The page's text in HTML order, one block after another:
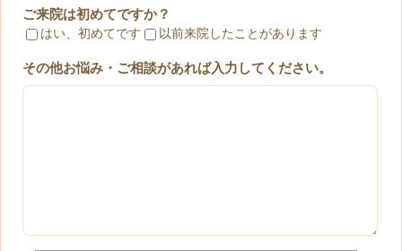
ご来院は初めてですか？
はい、初めてです 以前来院したことがあります
その他お悩み・ご相談があれば入力してください。